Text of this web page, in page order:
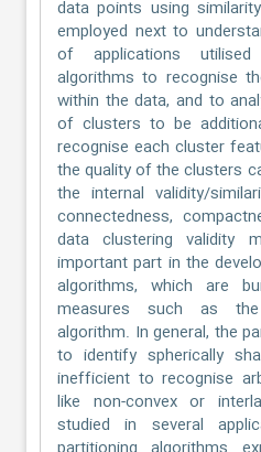
data points using
employed next to
of applications
algorithms to recognise
within the data, and to
of clusters to be
recognise each cluster
the quality of the clusters
the internal validity/
connectedness,
data clustering validity
important part in the
algorithms, which are
measures such as the
algorithm. In general, the
to identify spherically
inefficient to recognise
like non-convex or
studied in several